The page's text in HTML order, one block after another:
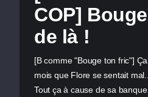
COP]
de là !
[B comme "Bouge ton fric"]
mois que Flore se sentait
Tout ça à cause de sa